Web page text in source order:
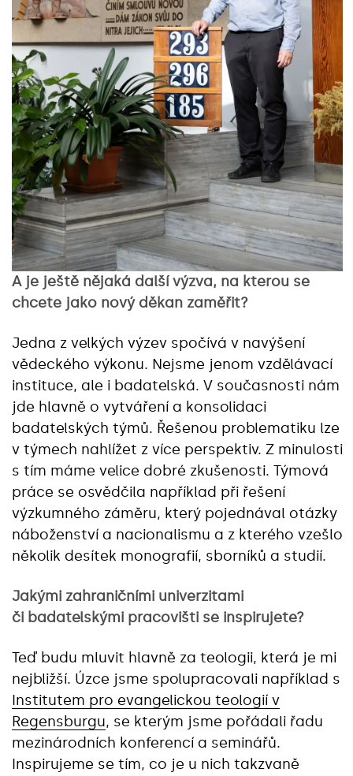
A je ještě nějaká další výzva, na kterou se
chcete jako nový děkan zaměřit?
Jedna z velkých výzev spočívá v navýšení
vědeckého výkonu. Nejsme jenom vzdělávací
instituce, ale i badatelská. V současnosti nám
jde hlavně o vytváření a konsolidaci
badatelských týmů. Řešenou problematiku lze
v týmech nahlížet z více perspektiv. Z minulosti
s tím máme velice dobré zkušenosti. Týmová
práce se osvědčila například při řešení
výzkumného záměru, který pojednával otázky
náboženství a nacionalismu a z kterého vzešlo
několik desítek monografií, sborníků a studií.
Jakými zahraničními univerzitami
či badatelskými pracovišti se inspirujete?
Teď budu mluvit hlavně za teologii, která je mi
nejbližší. Úzce jsme spolupracovali například s
Institutem pro evangelickou teologií v
Regensburgu, se kterým jsme pořádali řadu
mezinárodních konferencí a seminářů.
Inspirujeme se tím, co je u nich takzvaně